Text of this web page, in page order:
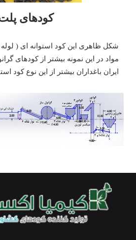
کودهای
شکل ظاهری این کود استوانه ای (
مواد در این نمونه بیشتر از کودهای
ایران باغداران بیشتر از این نوع کود